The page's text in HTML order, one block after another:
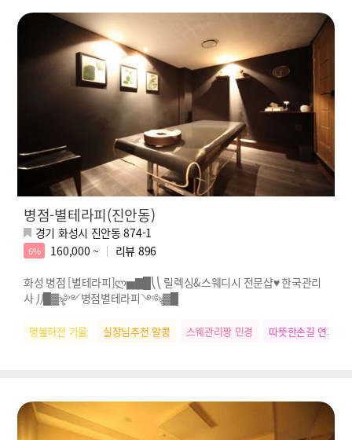
병점-별테라피(진안동)
경기 화성시 진안동 874-1
6% 160,000 ~ 리뷰 896
화성 병점 [별테라피]ლ▅▇█⎝⎝ 릴렉싱&스웨디시 전문샵♥ 한국관리
사 ⎠⎠█▓ৡ༻병점별테라피༺ৡ▓█
명불허전 가을 실장님추천 알콩 스웨관리짱 민경 따뜻한손길 연희